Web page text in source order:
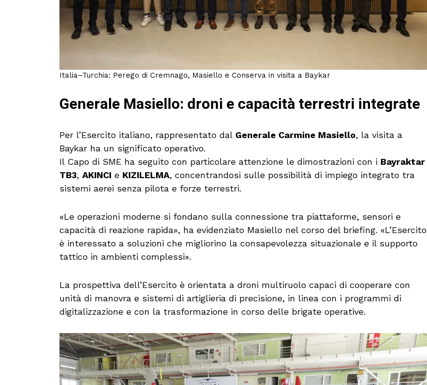
Italia–Turchia: Perego di Cremnago, Masiello e Conserva in visita a Baykar
Generale Masiello: droni e capacità terrestri integrate
Per l’Esercito italiano, rappresentato dal Generale Carmine Masiello, la visita a
Baykar ha un significato operativo.
Il Capo di SME ha seguito con particolare attenzione le dimostrazioni con i Bayraktar
TB3, AKINCI e KIZILELMA, concentrandosi sulle possibilità di impiego integrato tra
sistemi aerei senza pilota e forze terrestri.
«Le operazioni moderne si fondano sulla connessione tra piattaforme, sensori e
capacità di reazione rapida», ha evidenziato Masiello nel corso del briefing. «L’Esercito
è interessato a soluzioni che migliorino la consapevolezza situazionale e il supporto
tattico in ambienti complessi».
La prospettiva dell’Esercito è orientata a droni multiruolo capaci di cooperare con
unità di manovra e sistemi di artiglieria di precisione, in linea con i programmi di
digitalizzazione e con la trasformazione in corso delle brigate operative.